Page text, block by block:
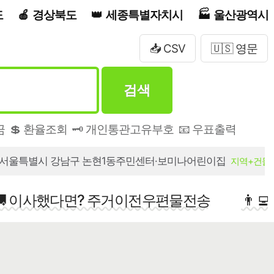
경상북도 세종특별자치시 울산광역시
📥 CSV 🇺🇸 영문
검색
💲 환율조회 🗝️ 개인통관고유부호 📧 우표출력
울특별시 강남구 논현1동주민센터·보미나어린이집 지역+건물
이사했다면? 주거이전우편물전송